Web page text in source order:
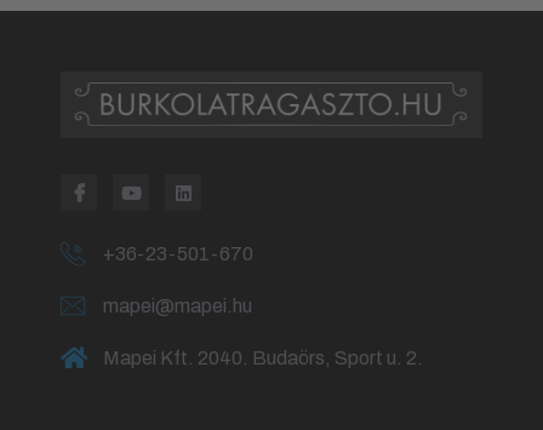
+36-23-501-670
mapei@mapei.hu
Mapei Kft. 2040. Budaörs, Sport u. 2.